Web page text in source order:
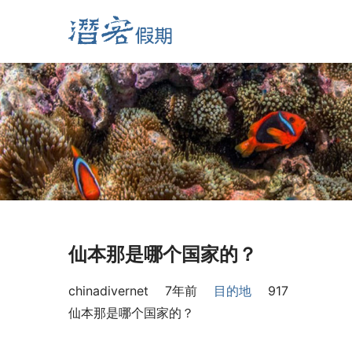
仙本那是哪个国家的？
chinadivernet 7年前 目的地
917
仙本那是哪个国家的？